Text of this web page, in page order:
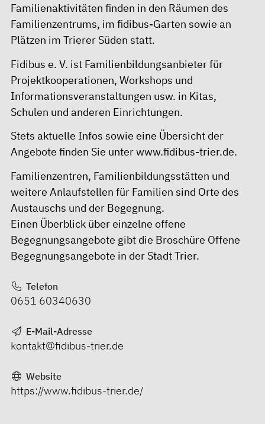
Familienaktivitäten finden in den Räumen des
Familienzentrums, im fidibus-Garten sowie an
Plätzen im Trierer Süden statt.
Fidibus e. V. ist Familienbildungsanbieter für
Projektkooperationen, Workshops und
Informationsveranstaltungen usw. in Kitas,
Schulen und anderen Einrichtungen.
Stets aktuelle Infos sowie eine Übersicht der
Angebote finden Sie unterwww.fidibus-trier.de.
Familienzentren, Familienbildungsstätten und
weitere Anlaufstellen für Familien sind Orte des
Austauschs und der Begegnung.
Einen Überblick über einzelne offene
Begegnungsangebote gibt die Broschüre Offene
Begegnungsangebote in der Stadt Trier.
Telefon
0651 60340630
E-Mail-Adresse
kontakt@fidibus-trier.de
Website
https://www.fidibus-trier.de/